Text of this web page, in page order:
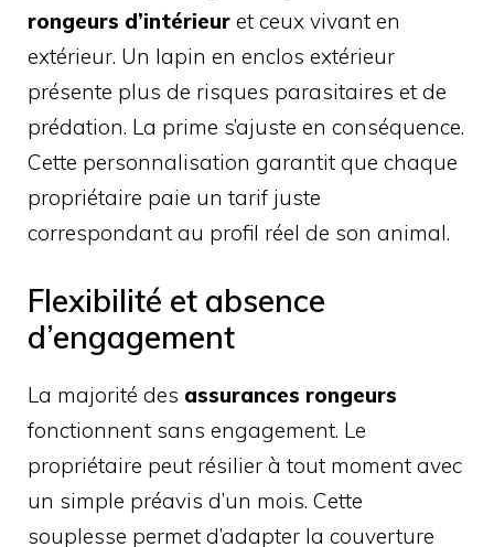
rongeurs d’intérieur et ceux vivant en
extérieur. Un lapin en enclos extérieur
présente plus de risques parasitaires et de
prédation. La prime s’ajuste en conséquence.
Cette personnalisation garantit que chaque
propriétaire paie un tarif juste
correspondant au profil réel de son animal.
Flexibilité et absence
d’engagement
La majorité des assurances rongeurs
fonctionnent sans engagement. Le
propriétaire peut résilier à tout moment avec
un simple préavis d’un mois. Cette
souplesse permet d’adapter la couverture